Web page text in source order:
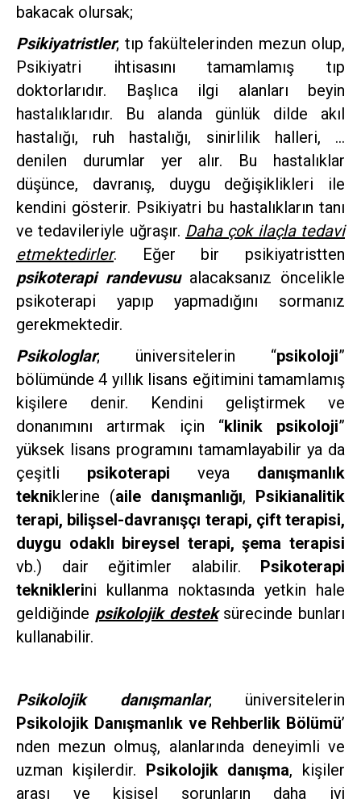
bakacak olursak;
Psikiyatristler; tıp fakültelerinden mezun olup,
Psikiyatri ihtisasını tamamlamış tıp
doktorlarıdır. Başlıca ilgi alanları beyin
hastalıklarıdır. Bu alanda günlük dilde akıl
hastalığı, ruh hastalığı, sinirlilik halleri, …
denilen durumlar yer alır. Bu hastalıklar
düşünce, davranış, duygu değişiklikleri ile
kendini gösterir. Psikiyatri bu hastalıkların tanı
ve tedavileriyle uğraşır. Daha çok ilaçla tedavi
etmektedirler. Eğer bir psikiyatristten
psikoterapi randevusualacaksanız öncelikle
psikoterapi yapıp yapmadığını sormanız
gerekmektedir.
Psikologlar; üniversitelerin “psikoloji”
bölümünde 4 yıllık lisans eğitimini tamamlamış
kişilere denir. Kendini geliştirmek ve
donanımını artırmak için “klinik psikoloji”
yüksek lisans programını tamamlayabilir ya da
çeşitli psikoterapi veya danışmanlık
tekniklerine (aile danışmanlığı, Psikianalitik
terapi, bilişsel-davranışçı terapi, çift terapisi,
duygu odaklı bireysel terapi, şema terapisi
vb.) dair eğitimler alabilir. Psikoterapi
tekniklerini kullanma noktasında yetkin hale
geldiğinde psikolojik desteksürecinde bunları
kullanabilir.
Psikolojik danışmanlar; üniversitelerin
Psikolojik Danışmanlık ve Rehberlik Bölümü’
nden mezun olmuş, alanlarında deneyimli ve
uzman kişilerdir. Psikolojik danışma, kişiler
arası ve kişisel sorunların daha iyi